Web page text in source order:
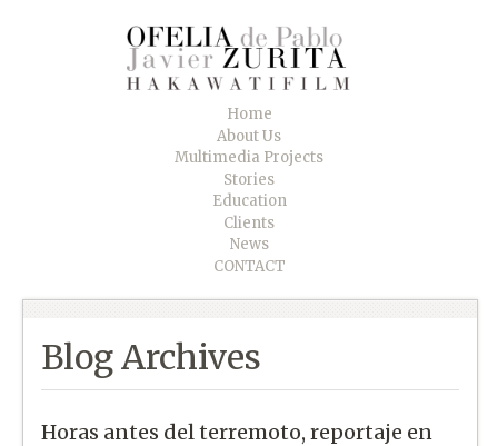
Home
About Us
Multimedia Projects
Stories
Education
Clients
News
CONTACT
Blog Archives
Horas antes del terremoto, reportaje en